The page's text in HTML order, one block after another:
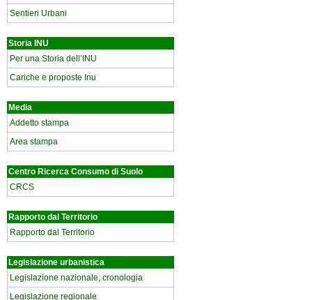
Sentieri Urbani
Storia INU
Per una Storia dell’INU
Cariche e proposte Inu
Media
Addetto stampa
Area stampa
Centro Ricerca Consumo di Suolo
CRCS
Rapporto dal Territorio
Rapporto dal Territorio
Legislazione urbanistica
Legislazione nazionale, cronologia
Legislazione regionale